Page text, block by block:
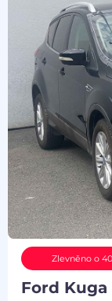
Zlevněno o
Ford Kuga